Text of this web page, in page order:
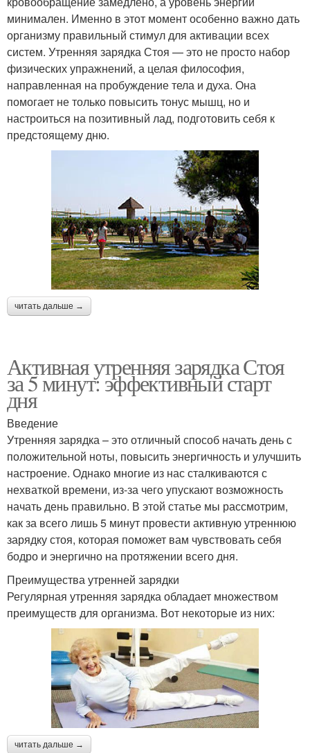
минимален. Именно в этот момент особенно важно дать
организму правильный стимул для активации всех
систем. Утренняя зарядка Стоя — это не просто набор
физических упражнений, а целая философия,
направленная на пробуждение тела и духа. Она
помогает не только повысить тонус мышц, но и
настроиться на позитивный лад, подготовить себя к
предстоящему дню.
читать дальше →
Активная утренняя зарядка Стоя
за 5 минут: эффективный старт
дня
Введение
Утренняя зарядка – это отличный способ начать день с
положительной ноты, повысить энергичность и улучшить
настроение. Однако многие из нас сталкиваются с
нехваткой времени, из-за чего упускают возможность
начать день правильно. В этой статье мы рассмотрим,
как за всего лишь 5 минут провести активную утреннюю
зарядку стоя, которая поможет вам чувствовать себя
бодро и энергично на протяжении всего дня.
Преимущества утренней зарядки
Регулярная утренняя зарядка обладает множеством
преимуществ для организма. Вот некоторые из них:
читать дальше →